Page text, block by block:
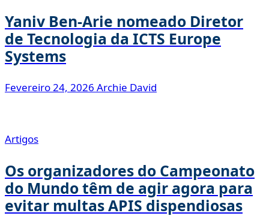
Yaniv Ben-Arie nomeado Diretor
de Tecnologia da ICTS Europe
Systems
Fevereiro 24, 2026 Archie David
Artigos
Os organizadores do Campeonato
do Mundo têm de agir agora para
evitar multas APIS dispendiosas